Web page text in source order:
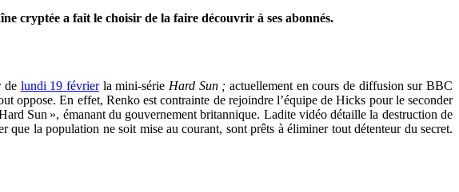
cryptée a fait le choisir de la faire découvrir à ses abonnés.
de lundi 19 févrierla mini-série Hard Sun ; actuellement en cours de diffusion sur BBC
oppose. En effet, Renko est contrainte de rejoindre l’équipe de Hicks pour le seconder
Sun », émanant du gouvernement britannique. Ladite vidéo détaille la destruction de
que la population ne soit mise au courant, sont prêts à éliminer tout détenteur du secret.